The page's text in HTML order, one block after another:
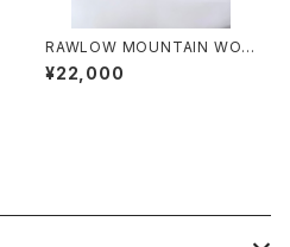
RAWLOW MOUNTAIN WOR
KS / HIKER GURKHA PANTS
¥22,000